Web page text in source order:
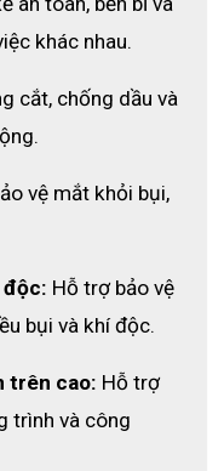
khác nhau.
cắt, chống dầu và
vệ mắt khỏi bụi,
độc: Hỗ trợ bảo vệ
bụi và khí độc.
trên cao: Hỗ trợ
trình và công